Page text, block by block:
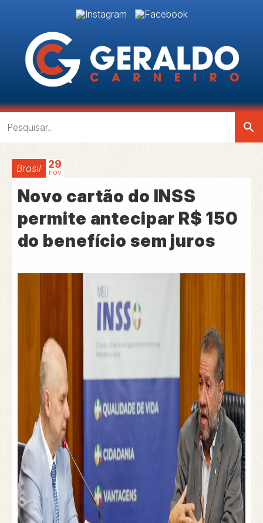
search
Brasil 29
nov
Novo cartão do INSS
permite antecipar R$ 150
do benefício sem juros